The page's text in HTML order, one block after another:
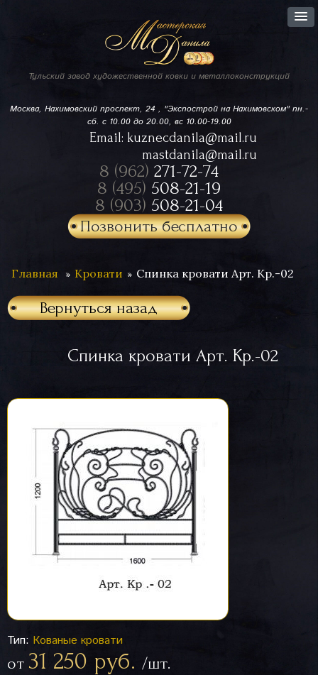
Тульский завод художественной ковки и металлоконструкций
Москва, Нахимовский проспект, 24 , "Экспострой на Нахимовском"пн.-
сб. с 10.00 до 20.00, вс 10.00-19.00
Email: kuznecdanila@mail.ru
mastdanila@mail.ru
8 (962) 271-72-74
8 (495) 508-21-19
8 (903) 508-21-04
Позвонить бесплатно
Главная Кровати Спинка кровати Арт. Кр.-02
Вернуться назад
Спинка кровати Арт. Кр.-02
Тип: Кованые кровати
от 31 250 руб. /шт.